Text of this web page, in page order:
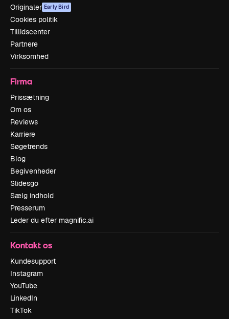
Originaler Early Bird
Cookies politik
Tillidscenter
Partnere
Virksomhed
Firma
Prissætning
Om os
Reviews
Karriere
Søgetrends
Blog
Begivenheder
Slidesgo
Sælg indhold
Presserum
Leder du efter magnific.ai
Kontakt os
Kundesupport
Instagram
YouTube
LinkedIn
TikTok